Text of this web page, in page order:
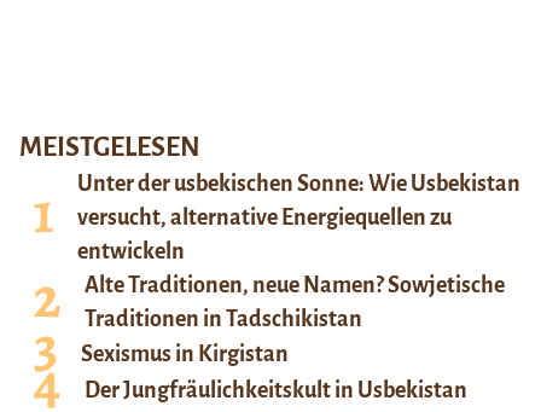
MEISTGELESEN
Unter der usbekischen Sonne: Wie Usbekistan
versucht, alternative Energiequellen zu
entwickeln
Alte Traditionen, neue Namen? Sowjetische
Traditionen in Tadschikistan
Sexismus in Kirgistan
Der Jungfräulichkeitskult in Usbekistan